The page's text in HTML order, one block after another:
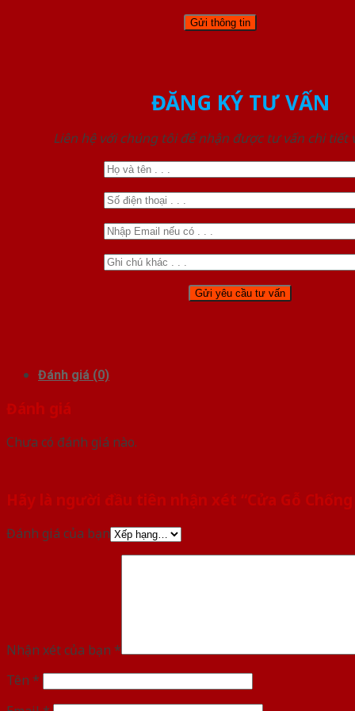
ĐĂNG KÝ TƯ VẤN
Liên hệ với chúng tôi để nhận được tư vấn chi tiết
Đánh giá (0)
Đánh giá
Chưa có đánh giá nào.
Hãy là người đầu tiên nhận xét “Cửa Gỗ Chống
Đánh giá của bạn
Nhận xét của bạn *
Tên *